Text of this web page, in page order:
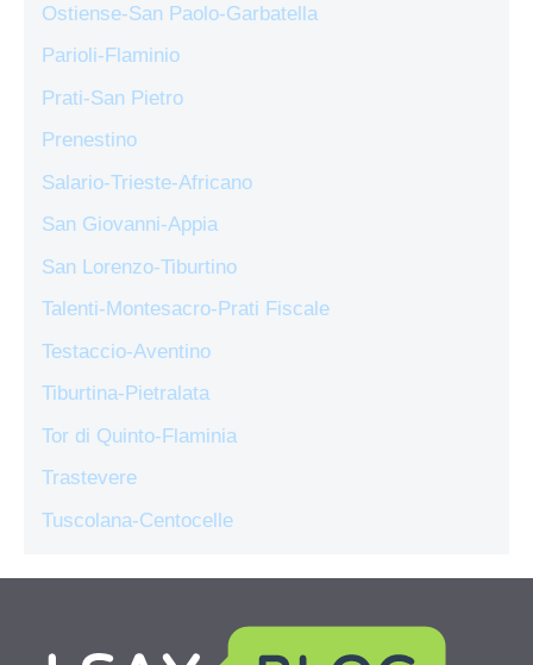
Ostiense-San Paolo-Garbatella
Parioli-Flaminio
Prati-San Pietro
Prenestino
Salario-Trieste-Africano
San Giovanni-Appia
San Lorenzo-Tiburtino
Talenti-Montesacro-Prati Fiscale
Testaccio-Aventino
Tiburtina-Pietralata
Tor di Quinto-Flaminia
Trastevere
Tuscolana-Centocelle